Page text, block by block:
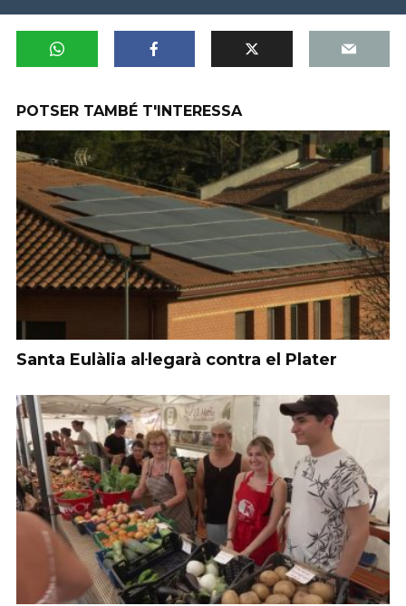
POTSER TAMBÉ T'INTERESSA
Santa Eulàlia al·legarà contra el Plater